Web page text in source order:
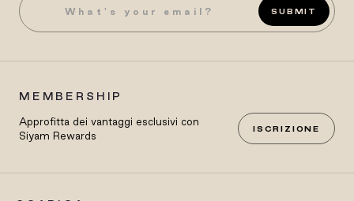
SUBMIT
MEMBERSHIP
Approfitta dei vantaggi esclusivi con
Siyam Rewards
ISCRIZIONE